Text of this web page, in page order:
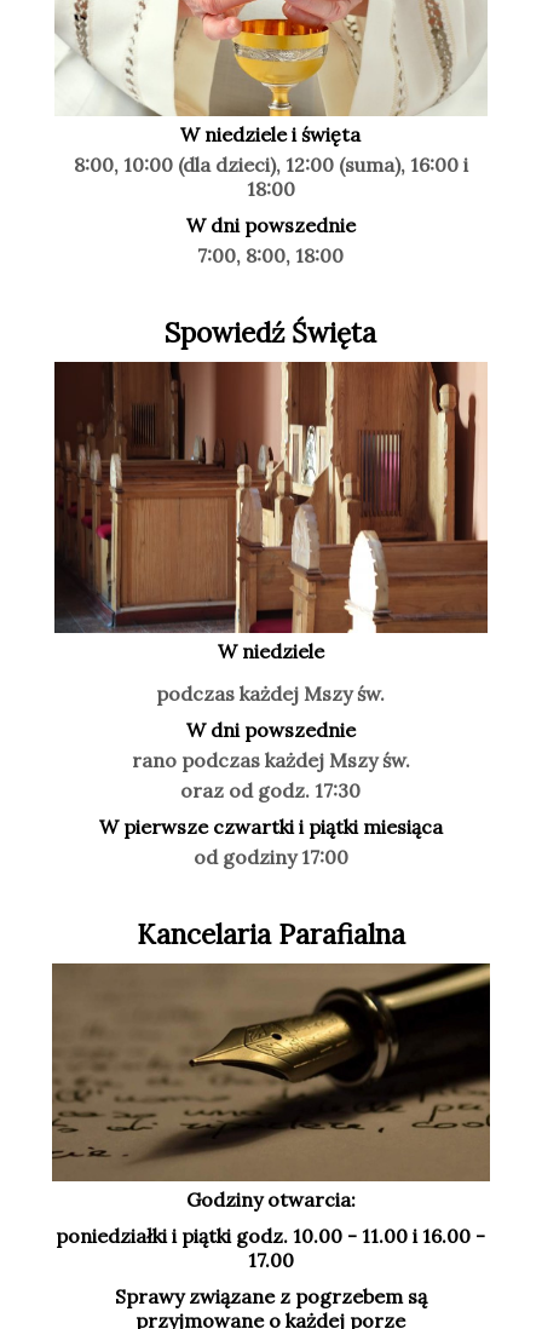
W niedziele i święta
8:00, 10:00 (dla dzieci), 12:00 (suma), 16:00 i
18:00
W dni powszednie
7:00, 8:00, 18:00
Spowiedź Święta
W niedziele
podczas każdej Mszy św.
W dni powszednie
rano podczas każdej Mszy św.
oraz od godz. 17:30
W pierwsze czwartki i piątki miesiąca
od godziny 17:00
Kancelaria Parafialna
Godziny otwarcia:
poniedziałki i piątki godz. 10.00 - 11.00 i 16.00 -
17.00
Sprawy związane z pogrzebem są
przyjmowane o każdej porze